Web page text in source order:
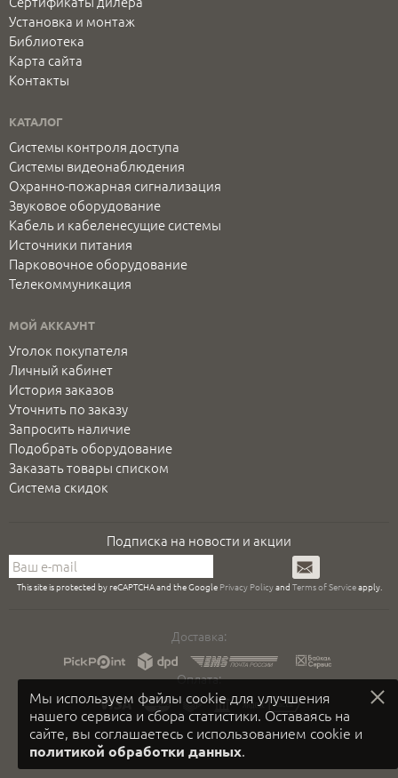
Мы используем файлы cookie для улучшения
нашего сервиса и сбора статистики. Оставаясь на
сайте, вы соглашаетесь с использованием cookie и
политикой обработки данных.
Установка и монтаж
Библиотека
Карта сайта
Контакты
КАТАЛОГ
Системы контроля доступа
Системы видеонаблюдения
Охранно-пожарная сигнализация
Звуковое оборудование
Кабель и кабеленесущие системы
Источники питания
Парковочное оборудование
Телекоммуникация
МОЙ АККАУНТ
Уголок покупателя
Личный кабинет
История заказов
Уточнить по заказу
Запросить наличие
Подобрать оборудование
Заказать товары списком
Система скидок
Подписка на новости и акции
Подписаться
This site is protected by reCAPTCHA and the Google Privacy Policyand Terms of Serviceapply.
Доставка:
Оплата: